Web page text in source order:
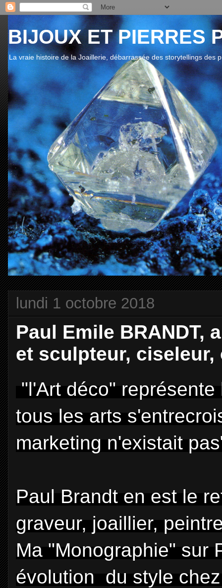
BIJOUX ET PIERRES
La vraie histoire de la Joaillerie, débarrassée des storytellings des
lundi 1 octobre 2018
Paul Emile BRANDT,
et sculpteur, ciseleur,
"l'Art déco"
tous les arts
marketing n'existait
Paul Brandt en est le
graveur, joaillier,
Ma "Monographie" sur
évolution du style